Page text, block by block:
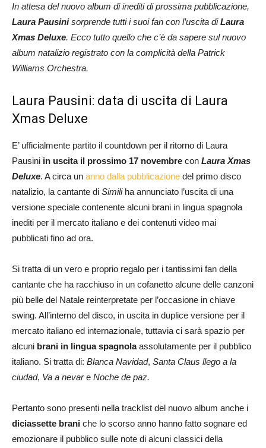
In attesa del nuovo album di inediti di prossima pubblicazione,
Laura Pausinisorprende tutti i suoi fan con l’uscita diLaura
Xmas Deluxe. Ecco tutto quello che c’è da sapere sul nuovo
album natalizio registrato con la complicità della Patrick
Williams Orchestra.
Laura Pausini: data di uscita di Laura
Xmas Deluxe
E’ ufficialmente partito il countdown per il ritorno di Laura
Pausini in uscita il prossimo 17 novembre con Laura Xmas
Deluxe. A circa un anno dalla pubblicazione del primo disco
natalizio, la cantante di Similiha annunciato l’uscita di una
versione speciale contenente alcuni brani in lingua spagnola
inediti per il mercato italiano e dei contenuti video mai
pubblicati fino ad ora.
Si tratta di un vero e proprio regalo per i tantissimi fan della
cantante che ha racchiuso in un cofanetto alcune delle canzoni
più belle del Natale reinterpretate per l’occasione in chiave
swing. All’interno del disco, in uscita in duplice versione per il
mercato italiano ed internazionale, tuttavia ci sarà spazio per
alcuni brani in lingua spagnolaassolutamente per il pubblico
italiano. Si tratta di: Blanca Navidad, Santa Claus llego a la
ciudad, Va a nevare Noche de paz.
Pertanto sono presenti nella tracklist del nuovo album anche i
diciassette brani che lo scorso anno hanno fatto sognare ed
emozionare il pubblico sulle note di alcuni classici della